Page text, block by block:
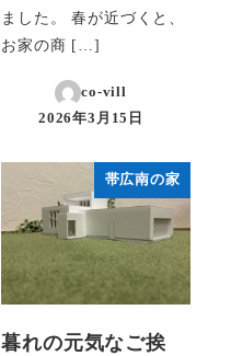
ました。 春が近づくと、
お家の商 […]
co-vill
投稿日
2026年3月15日
帯広南の家
暮れの元気なご挨